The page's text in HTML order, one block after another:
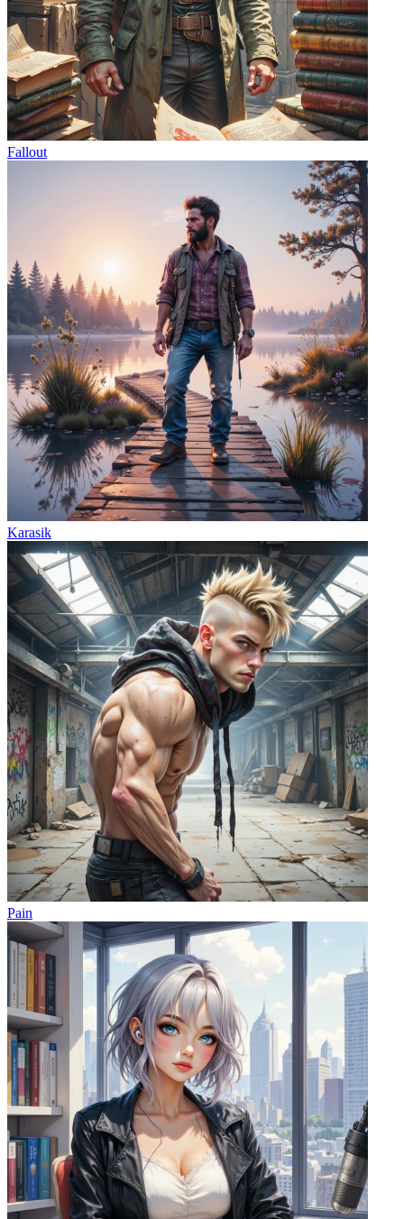
Fallout
Karasik
Pain